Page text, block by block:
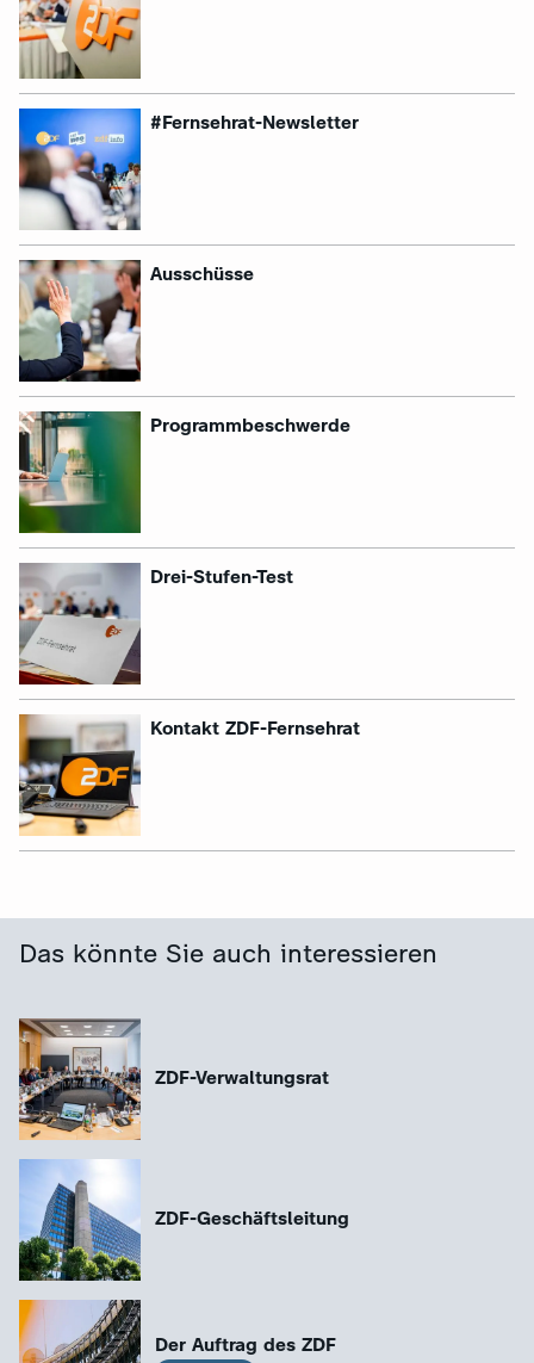
: #Fernsehrat-Newsletter
: Ausschüsse
: Programmbeschwerde
Drei-Stufen-Test
Kontakt ZDF-Fernsehrat
Das könnte Sie auch interessieren
ZDF-Verwaltungsrat
ZDF-Geschäftsleitung
Der Auftrag des ZDF